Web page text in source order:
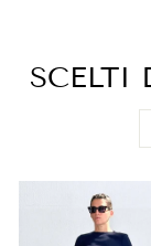
SCELTI